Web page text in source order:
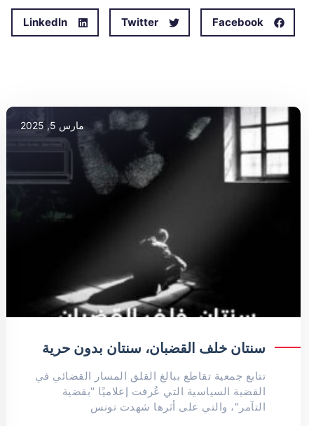
Facebook
Twitter
LinkedIn
مارس 5, 2025
سنتان خلف القضبان، سنتان بدون حرية
تتابع جمعية تقاطع ببالغ القلق المسار القضائي في
القضية السياسية التي عُرفت إعلاميًا "بقضية
التآمر"، والتي على أثرها شهدت تونس